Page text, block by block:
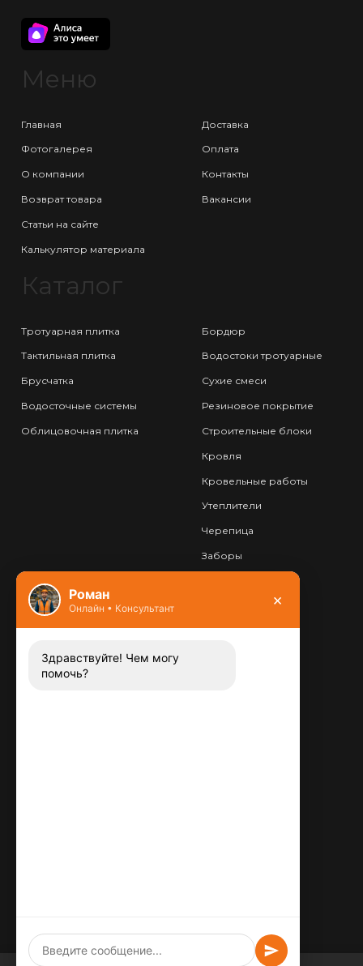
Меню
Главная
Фотогалерея
О компании
Возврат товара
Статьи на сайте
Калькулятор материала
Доставка
Оплата
Контакты
Вакансии
Каталог
Тротуарная плитка
Тактильная плитка
Брусчатка
Водосточные системы
Облицовочная плитка
Бордюр
Водостоки тротуарные
Сухие смеси
Резиновое покрытие
Строительные блоки
Кровля
Кровельные работы
Утеплители
Черепица
Заборы
Контакты
Заказать звонок
Роман
Онлайн • Консультант ×
Здравствуйте! Чем могу
помочь?